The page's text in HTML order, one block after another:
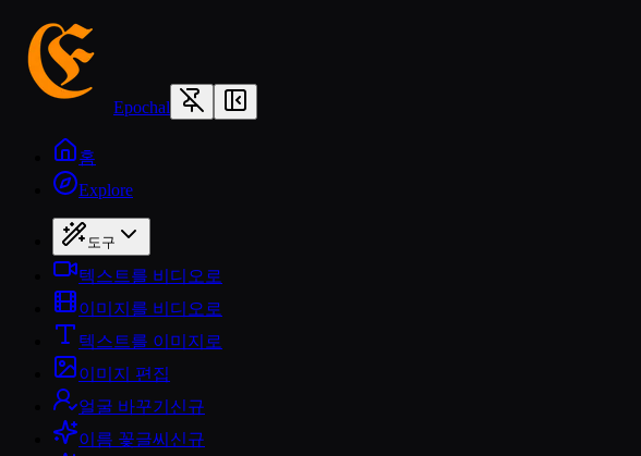
Epochal
홈
Explore
도구
텍스트를 비디오로
이미지를 비디오로
텍스트를 이미지로
이미지 편집
얼굴 바꾸기 신규
이름 꽃글씨 신규